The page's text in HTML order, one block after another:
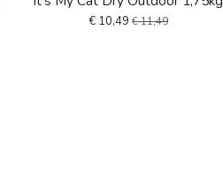
€ 10,49 € 11,49